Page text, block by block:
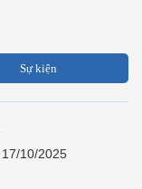
Sự kiện
10/2025